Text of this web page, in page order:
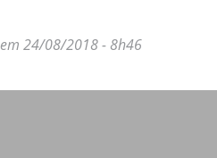
em 24/08/2018 - 8h46